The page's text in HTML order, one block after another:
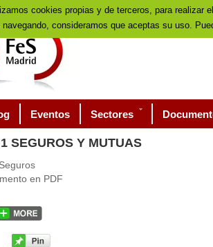
Eventos Sectores
1 SEGUROS Y MUTUAS
en PDF
cookies propias y de terceros, para realizar
consideramos que aceptas su uso.